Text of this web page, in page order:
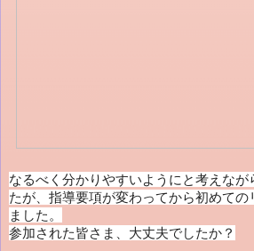
なるべく分かりやすいようにと考えなが
たが、指導要項が変わってから初めての
ました。
参加された皆さま、大丈夫でしたか？